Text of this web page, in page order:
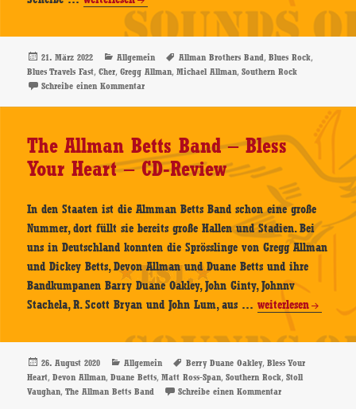
–
Blues
Travels
Fast
Review
Veröffentlicht
am
21. März 2022 Kategorien
Allgemein Schlagwörter
Allman Brothers Band,Blues Rock,
Blues Travels Fast,Cher,Gregg Allman,Michael Allman,Southern Rock
Schreibe einen Kommentarzu Michael Allman – Blues Travels Fast – CD-Review
The Allman Betts Band – Bless
Your Heart – CD-Review
In den Staaten ist die Almman Betts Band schon eine große
Nummer, dort füllt sie bereits große Hallen und Stadien. Bei
uns in Deutschland konnten die Sprösslinge von Gregg Allman
und Dickey Betts, Devon Allman und Duane Betts und ihre
Bandkumpanen Barry Duane Oakley, John Ginty, Johnnv
Stachela, R. Scott Bryan und John Lum, aus …The
Betts
Band
–
weiterlesen
Veröffentlicht
am
26. August 2020 Kategorien
Allgemein Schlagwörter
Berry Duane Oakley,Bless Your
Heart,Devon Allman,Duane Betts,Matt Ross-Span,Southern Rock,Stoll
Vaughan,The Allman Betts Band Schreibe einen Kommentarzu The Allman